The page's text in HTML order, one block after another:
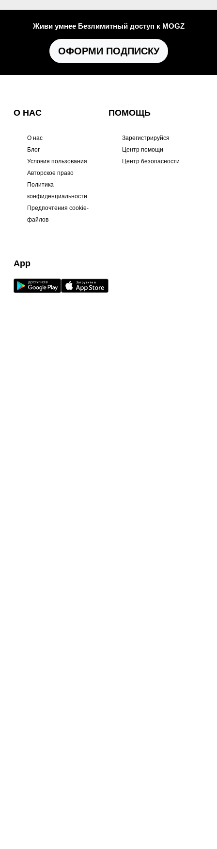
Живи умнее Безлимитный доступ к MOGZ
ОФОРМИ ПОДПИСКУ
О НАС
О нас
Блог
Условия пользования
Авторское право
Политика
конфиденциальности
Предпочтения cookie-
файлов
ПОМОЩЬ
Зарегистрируйся
Центр помощи
Центр безопасности
App